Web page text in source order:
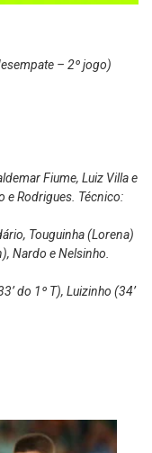
– 2º jogo)
Fiume, Luiz Villa e
e Rodrigues. Técnico:
Touguinha (Lorena)
Nardo e Nelsinho.
do 1º T), Luizinho (34’